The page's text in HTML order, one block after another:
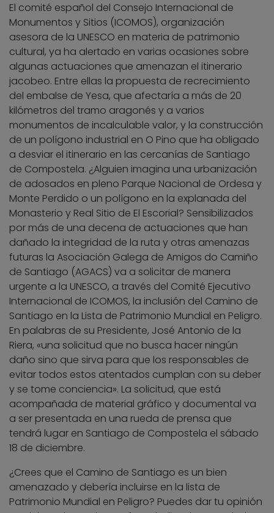
El comité español del Consejo Internacional de
Monumentos y Sitios (ICOMOS), organización
asesora de la UNESCO en materia de patrimonio
cultural, ya ha alertado en varias ocasiones sobre
algunas actuaciones que amenazan el itinerario
jacobeo. Entre ellas la propuesta de recrecimiento
del embalse de Yesa, que afectaría a más de 20
kilómetros del tramo aragonés y a varios
monumentos de incalculable valor, y la construcción
de un polígono industrial en O Pino que ha obligado
a desviar el itinerario en las cercanías de Santiago
de Compostela. ¿Alguien imagina una urbanización
de adosados en pleno Parque Nacional de Ordesa y
Monte Perdido o un polígono en la explanada del
Monasterio y Real Sitio de El Escorial? Sensibilizados
por más de una decena de actuaciones que han
dañado la integridad de la ruta y otras amenazas
futuras la Asociación Galega de Amigos do Camiño
de Santiago (AGACS) va a solicitar de manera
urgente a la UNESCO, a través del Comité Ejecutivo
Internacional de ICOMOS, la inclusión del Camino de
Santiago en la Lista de Patrimonio Mundial en Peligro.
En palabras de su Presidente, José Antonio de la
Riera, «una solicitud que no busca hacer ningún
daño sino que sirva para que los responsables de
evitar todos estos atentados cumplan con su deber
y se tome conciencia». La solicitud, que está
acompañada de material gráfico y documental va
a ser presentada en una rueda de prensa que
tendrá lugar en Santiago de Compostela el sábado
18 de diciembre.
¿Crees que el Camino de Santiago es un bien
amenazado y debería incluirse en la lista de
Patrimonio Mundial en Peligro? Puedes dar tu opinión